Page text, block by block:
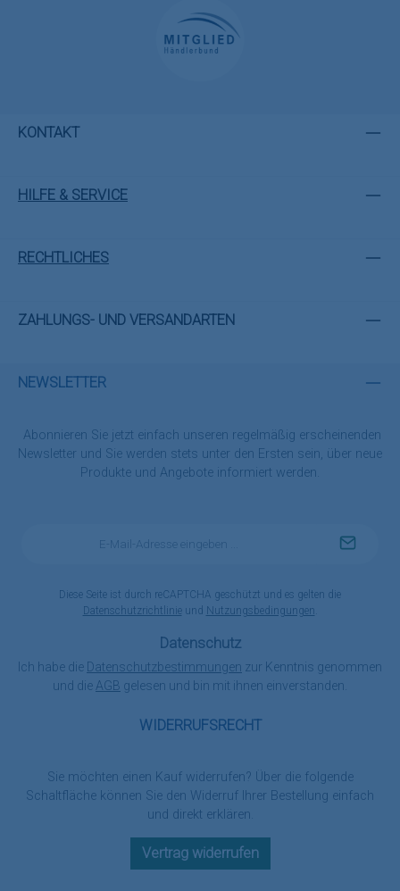
KONTAKT
HILFE & SERVICE
RECHTLICHES
ZAHLUNGS- UND VERSANDARTEN
WIDERRUFSRECHT
Sie möchten einen Kauf widerrufen? Über die folgende
Schaltfläche können Sie den Widerruf Ihrer Bestellung einfach
und direkt erklären.
Vertrag widerrufen
NEWSLETTER
Abonnieren Sie jetzt einfach unseren regelmäßig erscheinenden
Newsletter und Sie werden stets unter den Ersten sein, über neue
Produkte und Angebote informiert werden.
Diese Seite ist durch reCAPTCHA geschützt und es gelten die
Datenschutzrichtlinieund Nutzungsbedingungen
Datenschutz
Ich habe die Datenschutzbestimmungen zur Kenntnis genommen
und die AGB gelesen und bin mit ihnen einverstanden.